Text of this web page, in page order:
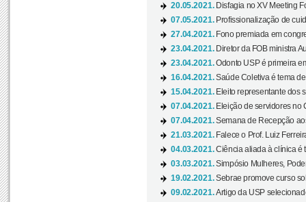
20.05.2021. Disfagia no XV Meeting
07.05.2021. Profissionalização de
27.04.2021. Fono premiada em
23.04.2021. Diretor da FOB ministra
23.04.2021.Odonto USP é primeira
16.04.2021.Saúde Coletiva é tema
15.04.2021. Eleito representante dos
07.04.2021. Eleição de servidores no
07.04.2021.Semana de Recepção
21.03.2021. Falece o Prof. Luiz
04.03.2021.Ciência aliada à clínica é
03.03.2021.Simpósio Mulheres,
19.02.2021.Sebrae promove curso
09.02.2021.Artigo da USP